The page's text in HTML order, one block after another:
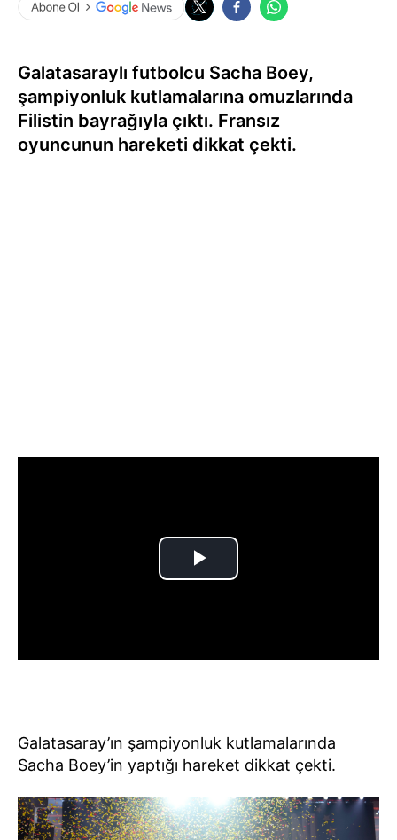
Galatasaraylı futbolcu Sacha Boey,
şampiyonluk kutlamalarına omuzlarında
Filistin bayrağıyla çıktı. Fransız
oyuncunun hareketi dikkat çekti.
Galatasaray’ın şampiyonluk kutlamalarında
Sacha Boey’in yaptığı hareket dikkat çekti.